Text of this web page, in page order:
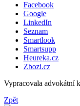
Facebook
Google
LinkedIn
Seznam
Smartlook
Smartsupp
Heureka.cz
Zbozi.cz
Vypracovala advokátní
Zpět